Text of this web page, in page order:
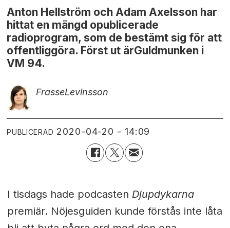
Anton Hellström och Adam Axelsson har
hittat en mängd opublicerade
radioprogram, som de bestämt sig för att
offentliggöra. Först ut ärGuldmunken i
VM 94.
FrasseLevinsson
PUBLICERAD 2020-04-20 - 14:09
I tisdags hade podcasten Djupdykarna
premiär. Nöjesguiden kunde förstås inte låta